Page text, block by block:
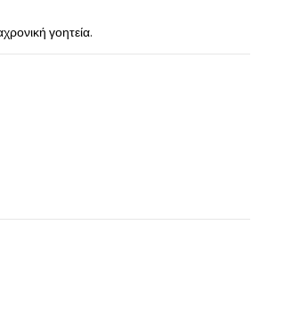
γοητεία.